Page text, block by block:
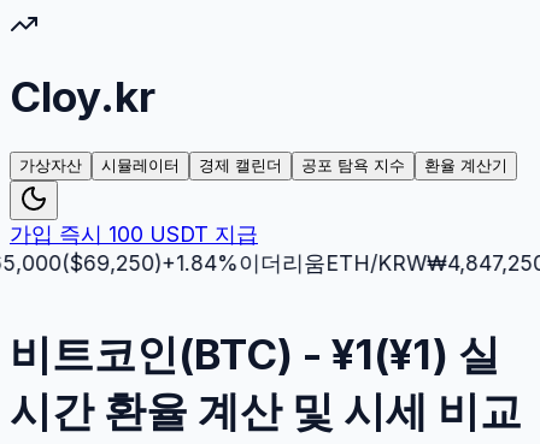
Cloy.kr
가상자산 시뮬레이터 경제 캘린더 공포 탐욕 지수 환율 계산기
가입 즉시 100 USDT 지급
($69,250)+1.84%이더리움ETH/KRW₩4,847,250($
비트코인(BTC) - ¥1(¥1) 실
시간 환율 계산 및 시세 비교